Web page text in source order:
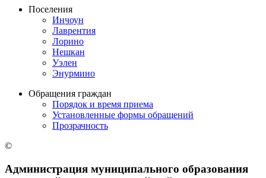
Поселения
Инчоун
Лаврентия
Лорино
Нешкан
Уэлен
Энурмино
Обращения граждан
Порядок и время приема
Установленные формы обращений
Прозрачность
©
Администрация муниципального образования